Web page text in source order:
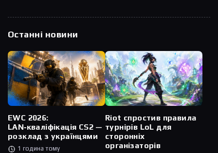
Останні новини
EWC 2026:
LAN‑кваліфікація CS2 —
розклад з українцями
1 година тому
Riot спростив правила
турнірів LoL для
сторонніх
організаторів